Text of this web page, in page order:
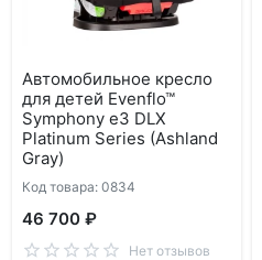
Автомобильное кресло
для детей Evenflo™
Symphony e3 DLX
Platinum Series (Ashland
Gray)
Код товара: 0834
46 700 ₽
Нет отзывов